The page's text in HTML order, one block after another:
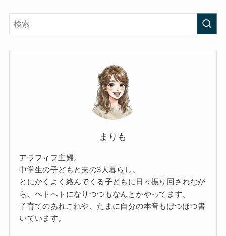
まりも
アラフィフ主婦。
中学生の子どもと夫の3人暮らし。
とにかくよく絡んでくる子どもに日々振り回されなが
ら、ヘトヘトになりつつもなんとかやってます。
子育てのあれこれや、たまに自分の本音もぽつぽつ書
いています。